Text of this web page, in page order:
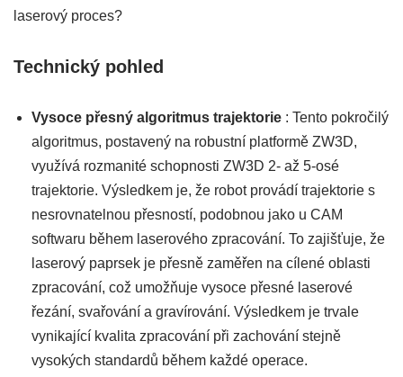
laserový proces?
Technický pohled
Vysoce přesný algoritmus trajektorie : Tento pokročilý
algoritmus, postavený na robustní platformě ZW3D,
využívá rozmanité schopnosti ZW3D 2- až 5-osé
trajektorie. Výsledkem je, že robot provádí trajektorie s
nesrovnatelnou přesností, podobnou jako u CAM
softwaru během laserového zpracování. To zajišťuje, že
laserový paprsek je přesně zaměřen na cílené oblasti
zpracování, což umožňuje vysoce přesné laserové
řezání, svařování a gravírování. Výsledkem je trvale
vynikající kvalita zpracování při zachování stejně
vysokých standardů během každé operace.